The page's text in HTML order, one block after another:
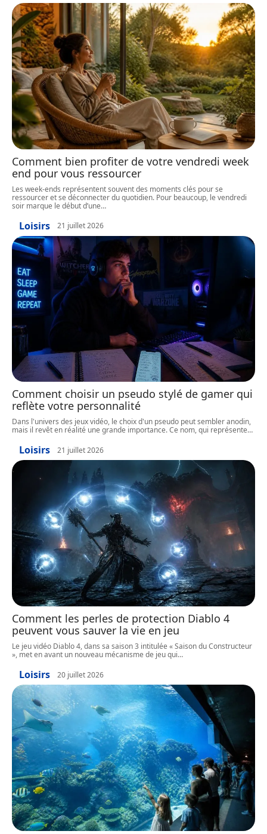
Comment bien profiter de votre vendredi week
end pour vous ressourcer
Les week-ends représentent souvent des moments clés pour se
ressourcer et se déconnecter du quotidien. Pour beaucoup, le vendredi
soir marque le début d’une…
Loisirs 21 juillet 2026
Comment choisir un pseudo stylé de gamer qui
reflète votre personnalité
Dans l'univers des jeux vidéo, le choix d'un pseudo peut sembler anodin,
mais il revêt en réalité une grande importance. Ce nom, qui représente…
Loisirs 21 juillet 2026
Comment les perles de protection Diablo 4
peuvent vous sauver la vie en jeu
Le jeu vidéo Diablo 4, dans sa saison 3 intitulée « Saison du Constructeur
», met en avant un nouveau mécanisme de jeu qui…
Loisirs 20 juillet 2026